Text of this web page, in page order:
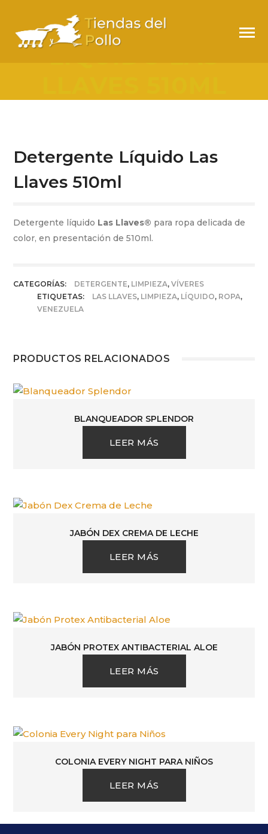
DETERGENTE
LÍQUIDO LAS
Detergente Líquido Las
Llaves 510ml
Detergente líquido Las Llaves® para ropa delicada de
color, en presentación de 510ml.
CATEGORÍAS: DETERGENTE, LIMPIEZA,VÍVERES
ETIQUETAS:
LAS LLAVES, LIMPIEZA, LÍQUIDO, ROPA,
VENEZUELA
PRODUCTOS RELACIONADOS
BLANQUEADOR SPLENDOR
LEER MÁS
JABÓN DEX CREMA DE LECHE
LEER MÁS
JABÓN PROTEX ANTIBACTERIAL ALOE
LEER MÁS
COLONIA EVERY NIGHT PARA NIÑOS
LEER MÁS